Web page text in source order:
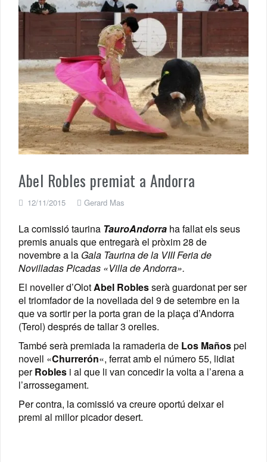
Abel Robles premiat a Andorra
12/11/2015 Gerard Mas
La comissió taurina TauroAndorra ha fallat els seus
premis anuals que entregarà el pròxim 28 de
novembre a la Gala Taurina de la VIII Feria de
Novilladas Picadas «Villa de Andorra».
El noveller d’OlotAbel Roblesserà guardonat per ser
el triomfador de la novellada del 9 de setembre en la
que va sortir per la porta gran de la plaça d’Andorra
(Terol) després de tallar 3 orelles.
També serà premiada la ramaderia de Los Mañospel
novell «Churrerón«, ferrat amb el número 55, lidiat
perRobles i al que li van concedir la volta a l’arena a
l’arrossegament.
Per contra, la comissió va creure oportú deixar el
premi al millor picador desert.